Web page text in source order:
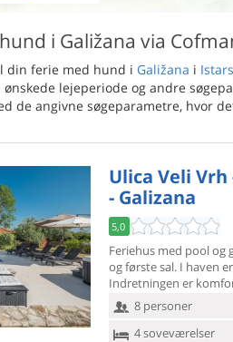
i Galižana via
din ferie med hund i Galižana i
lejeperiode og andre
de angivne søgeparametre, hvor
Ulica Veli Vrh
- Galizana
5,0
Feriehus med pool og
og første sal. I haven
Indretningen er
8 personer
4 soveværelser